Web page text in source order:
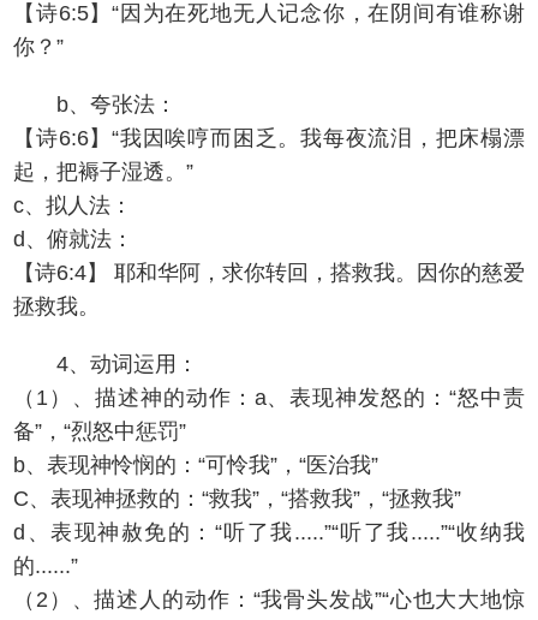
【诗6:5】“因为在死地无人记念你，在阴间有谁称谢
你？”
b、夸张法：
【诗6:6】“我因唉哼而困乏。我每夜流泪，把床榻漂
起，把褥子湿透。”
c、拟人法：
d、俯就法：
【诗6:4】 耶和华阿，求你转回，搭救我。因你的慈爱
拯救我。
4、动词运用：
（1）、描述神的动作：a、表现神发怒的：“怒中责
备”，“烈怒中惩罚”
b、表现神怜悯的：“可怜我”，“医治我”
C、表现神拯救的：“救我”，“搭救我”，“拯救我”
d、表现神赦免的：“听了我.....”“听了我.....”“收纳我
的......”
（2）、描述人的动作：“我骨头发战”“心也大大地惊